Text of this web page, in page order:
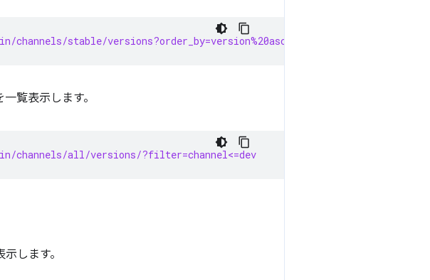
stable/versions?order_by=version%20asc
覧表示します。
channels/all/versions/?filter=channel<=dev
します。